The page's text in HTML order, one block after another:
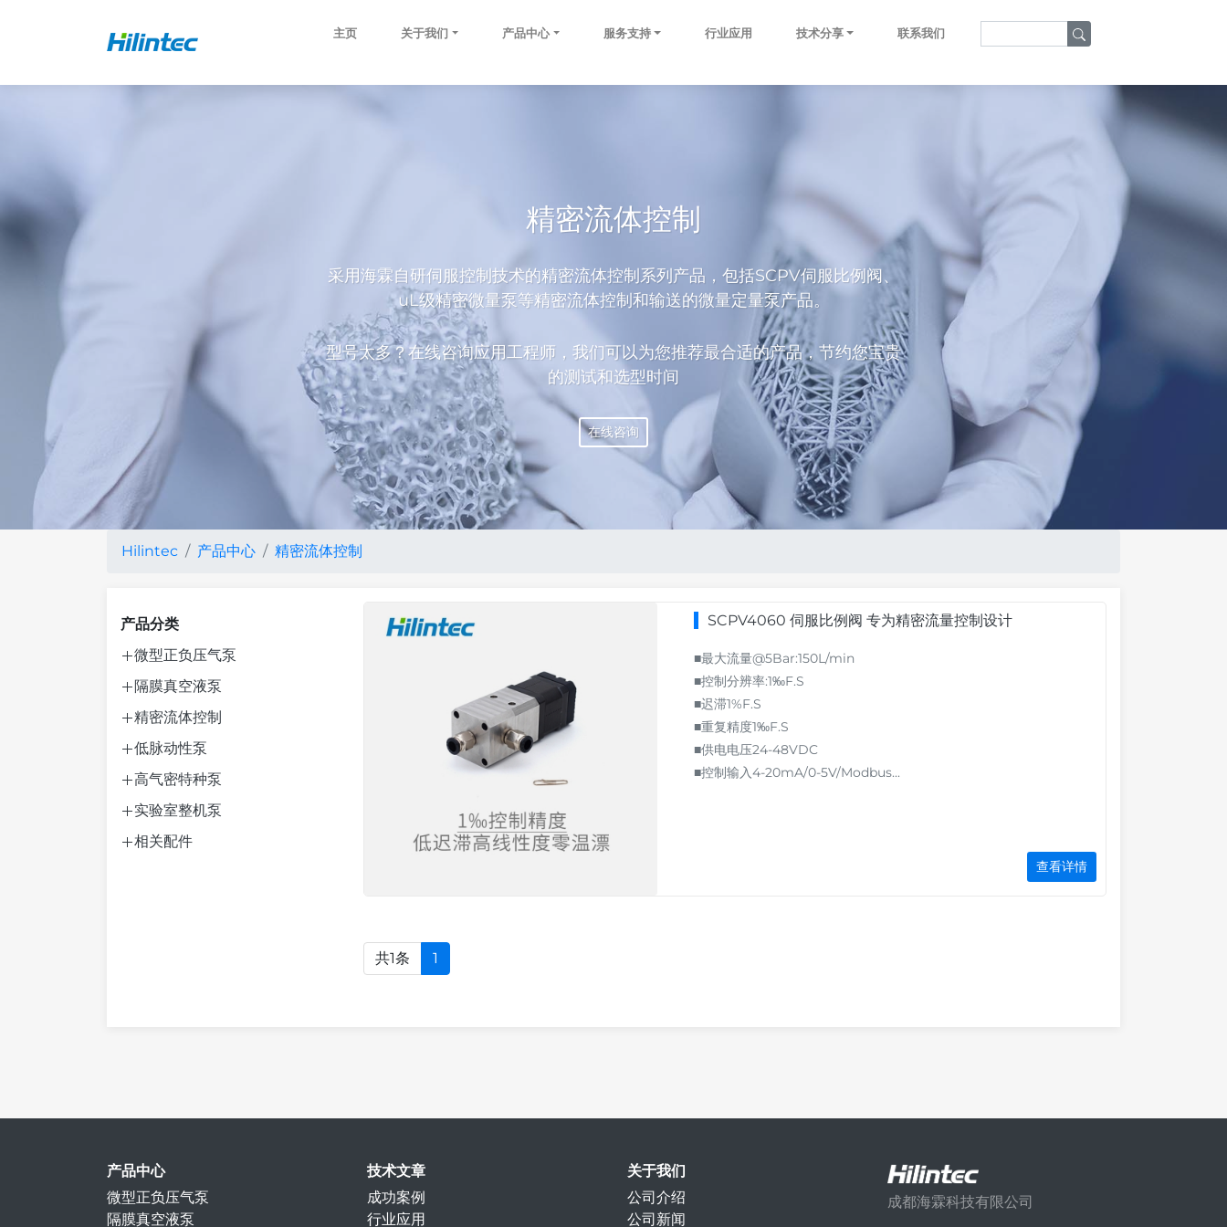
主页 关于我们 产品中心 服务支持 行业应用 技术分享 联系我们
精密流体控制
采用海霖自研伺服控制技术的精密流体控制系列产品，包括SCPV伺服比例阀、
uL级精密微量泵等精密流体控制和输送的微量定量泵产品。
型号太多？在线咨询应用工程师，我们可以为您推荐最合适的产品，节约您宝贵
的测试和选型时间
在线咨询
Hilintec 产品中心 精密流体控制
产品分类
微型正负压气泵
隔膜真空液泵
精密流体控制
低脉动性泵
高气密特种泵
实验室整机泵
相关配件
SCPV4060 伺服比例阀 专为精密流量控制设计
■最大流量@5Bar:150L/min
■控制分辨率:1‰F.S
■迟滞1%F.S
■重复精度1‰F.S
■供电电压24-48VDC
■控制输入4-20mA/0-5V/Modbus...
查看详情
共1条 1
产品中心
微型正负压气泵
隔膜真空液泵
技术文章
成功案例
行业应用
关于我们
公司介绍
公司新闻
成都海霖科技有限公司